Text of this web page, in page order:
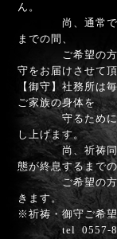
ん。
尚、通常では行
までの間、
ご希望の方には
守をお届けさせて頂
【御守】社務所は
ご家族の身体を
守るためにもご
し上げます。
尚、祈祷同様に
態が終息するまで
ご希望の方には
きます。
※祈祷・御守ご希
tel 0557-80-